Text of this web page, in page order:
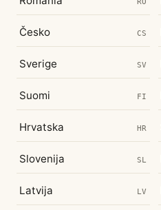
RO
Česko CS
Sverige SV
Suomi FI
Hrvatska HR
Slovenija SL
Latvija LV